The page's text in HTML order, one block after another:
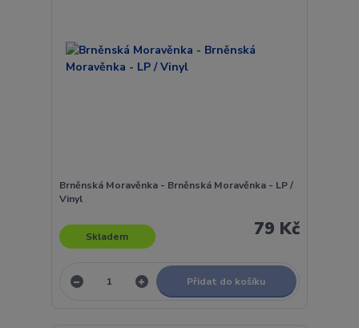
Brněnská Moravěnka - Brněnská Moravěnka - LP /
Vinyl
79 Kč
Skladem
Přidat do košíku